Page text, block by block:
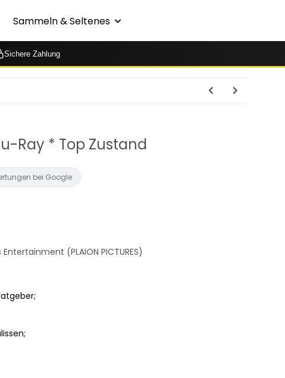
Sammeln & Seltenes
Sichere Zahlung
Ray * Top Zustand
bei Google
(PLAION PICTURES)